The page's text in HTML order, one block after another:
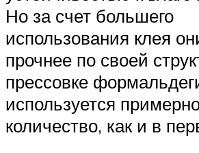
Но за счет большего
использования клея
прочнее по своей
прессовке
используется
количество, как и в